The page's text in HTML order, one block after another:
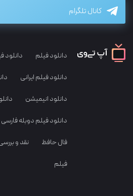
کانال تلگرام
دانلود فیلم دانلود
دانلود فیلم ایرانی
دانلود انیمیشن
دانلود فیلم دوبله فارسی
فال حافظ نقد و
فیلم